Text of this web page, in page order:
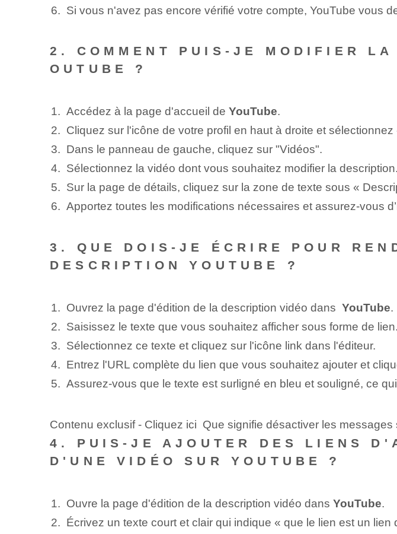
Si vous n'avez pas encore vérifié votre compte, YouTube vous
2. COMMENT PUIS-JE MODIFIER
OUTUBE ?
Accédez à la page d'accueil de YouTube.
Cliquez sur l'icône de votre profil en haut à droite et sélectionnez
Dans le panneau de gauche, cliquez sur "Vidéos".
Sélectionnez la vidéo dont vous souhaitez modifier la description.
Sur la page de détails, cliquez sur la zone de texte sous «
Apportez toutes les modifications nécessaires et assurez-vous
3. QUE DOIS-JE ÉCRIRE POUR
DESCRIPTION YOUTUBE ?
Ouvrez la page d'édition de la description vidéo dans ​ YouTube.
Saisissez le texte que vous souhaitez afficher sous forme de lien.
Sélectionnez ce ‌texte et cliquez sur l'icône ⁣link dans l'éditeur.
Entrez l'URL complète du lien que vous souhaitez ajouter et
Assurez-vous que le texte est surligné en bleu et souligné, ce
Contenu exclusif - Cliquez ici Que signifie désactiver les messages
4. PUIS-JE AJOUTER DES LIENS
D'UNE VIDÉO SUR YOUTUBE ?
Ouvre la page d'édition ⁢de​ la​ description vidéo dans⁢ YouTube.
Écrivez un texte court et clair⁢ qui indique « que le lien est un lien